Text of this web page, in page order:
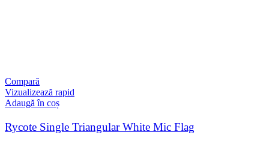
Compară
Vizualizează rapid
Adaugă în coș
Rycote Single Triangular White Mic Flag